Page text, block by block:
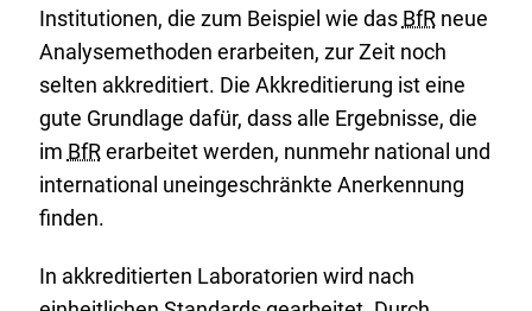
Institutionen, die zum Beispiel wie das BfRneue
Analysemethoden erarbeiten, zur Zeit noch
selten akkreditiert. Die Akkreditierung ist eine
gute Grundlage dafür, dass alle Ergebnisse, die
im BfRerarbeitet werden, nunmehr national und
international uneingeschränkte Anerkennung
finden.
In akkreditierten Laboratorien wird nach